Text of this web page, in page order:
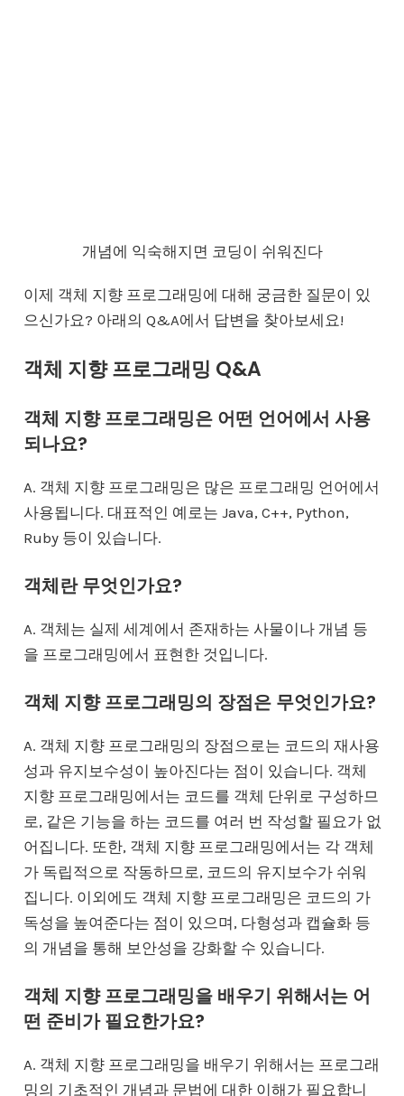
개념에 익숙해지면 코딩이 쉬워진다
이제 객체 지향 프로그래밍에 대해 궁금한 질문이 있
으신가요? 아래의 Q&A에서 답변을 찾아보세요!
객체 지향 프로그래밍 Q&A
객체 지향 프로그래밍은 어떤 언어에서 사용
되나요?
A. 객체 지향 프로그래밍은 많은 프로그래밍 언어에서
사용됩니다. 대표적인 예로는 Java, C++, Python,
Ruby 등이 있습니다.
객체란 무엇인가요?
A. 객체는 실제 세계에서 존재하는 사물이나 개념 등
을 프로그래밍에서 표현한 것입니다.
객체 지향 프로그래밍의 장점은 무엇인가요?
A. 객체 지향 프로그래밍의 장점으로는 코드의 재사용
성과 유지보수성이 높아진다는 점이 있습니다. 객체
지향 프로그래밍에서는 코드를 객체 단위로 구성하므
로, 같은 기능을 하는 코드를 여러 번 작성할 필요가 없
어집니다. 또한, 객체 지향 프로그래밍에서는 각 객체
가 독립적으로 작동하므로, 코드의 유지보수가 쉬워
집니다. 이외에도 객체 지향 프로그래밍은 코드의 가
독성을 높여준다는 점이 있으며, 다형성과 캡슐화 등
의 개념을 통해 보안성을 강화할 수 있습니다.
객체 지향 프로그래밍을 배우기 위해서는 어
떤 준비가 필요한가요?
A. 객체 지향 프로그래밍을 배우기 위해서는 프로그래
밍의 기초적인 개념과 문법에 대한 이해가 필요합니